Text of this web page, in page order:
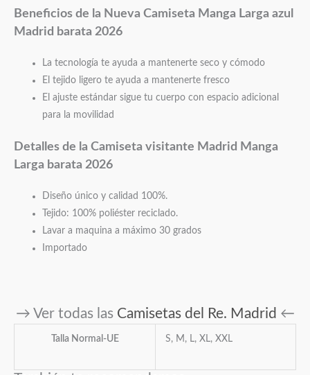
Beneficios de la Nueva Camiseta Manga Larga azul
Madrid barata 2026
La tecnología te ayuda a mantenerte seco y cómodo
El tejido ligero te ayuda a mantenerte fresco
El ajuste estándar sigue tu cuerpo con espacio adicional
para la movilidad
Detalles de la Camiseta visitante Madrid Manga
Larga barata 2026
Diseño único y calidad 100%.
Tejido: 100% poliéster reciclado.
Lavar a maquina a máximo 30 grados
Importado
→ Ver todas las Camisetas del Re. Madrid ←
Talla Normal-UE S, M, L, XL, XXL